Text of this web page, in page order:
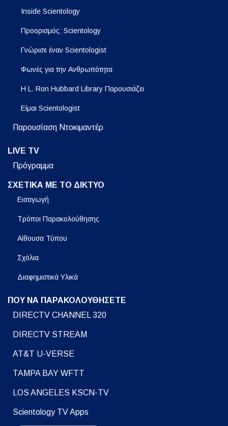
Inside Scientology
Προορισμός: Scientology
Γνώρισε έναν Scientologist
Φωνές για την Ανθρωπότητα
Η L. Ron Hubbard Library Παρουσιάζει
Είμαι Scientologist
Παρουσίαση Ντοκιμαντέρ
LIVE TV
Πρόγραμμα
ΣΧΕΤΙΚΑ ΜΕ ΤΟ ΔΙΚΤΥΟ
Εισαγωγή
Τρόποι Παρακολούθησης
Αίθουσα Τύπου
Σχόλια
Διαφημιστικά Υλικά
ΠΟΥ ΝΑ ΠΑΡΑΚΟΛΟΥΘΗΣΕΤΕ
DIRECTV CHANNEL 320
DIRECTV STREAM
AT&T U-VERSE
TAMPA BAY WFTT
LOS ANGELES KSCN-TV
Scientology TV Apps